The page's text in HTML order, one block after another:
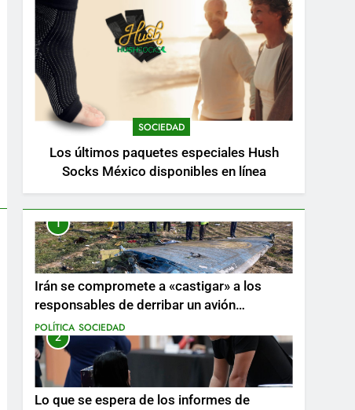
SOCIEDAD
Los últimos paquetes especiales Hush
Socks México disponibles en línea
1
Irán se compromete a «castigar» a los
responsables de derribar un avión
ucraniano mientras se realizan arrestos
POLÍTICA SOCIEDAD
2
Lo que se espera de los informes de